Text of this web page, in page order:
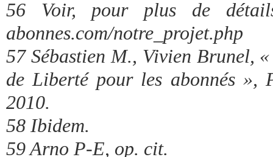
56 Voir, pour plus de
abonnes.com/notre_projet.php
57 Sébastien M., Vivien Brunel,
de Liberté pour les abonnés »,
2010.
58 Ibidem.
59 Arno P-E, op. cit.